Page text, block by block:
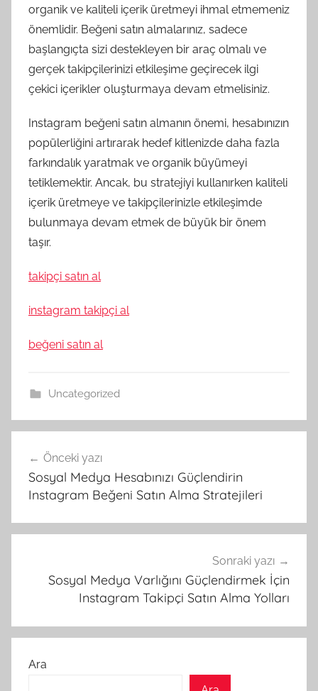
organik ve kaliteli içerik üretmeyi ihmal etmemeniz
önemlidir. Beğeni satın almalarınız, sadece
başlangıçta sizi destekleyen bir araç olmalı ve
gerçek takipçilerinizi etkileşime geçirecek ilgi
çekici içerikler oluşturmaya devam etmelisiniz.
Instagram beğeni satın almanın önemi, hesabınızın
popülerliğini artırarak hedef kitlenizde daha fazla
farkındalık yaratmak ve organik büyümeyi
tetiklemektir. Ancak, bu stratejiyi kullanırken kaliteli
içerik üretmeye ve takipçilerinizle etkileşimde
bulunmaya devam etmek de büyük bir önem
taşır.
takipçi satın al
instagram takipçi al
beğeni satın al
Uncategorized
gezinmesi
Önceki yazı
Sosyal Medya Hesabınızı Güçlendirin
Instagram Beğeni Satın Alma Stratejileri
Sonraki yazı
Sosyal Medya Varlığını Güçlendirmek İçin
Instagram Takipçi Satın Alma Yolları
Ara